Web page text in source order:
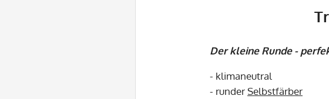
Der kleine Runde -
- klimaneutral
- runderSelbstfärber